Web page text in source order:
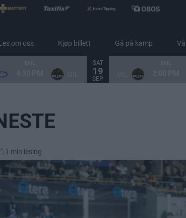
om oss Kjøp billett Gå på kamp
SAT
19
SEP
1 min lesing